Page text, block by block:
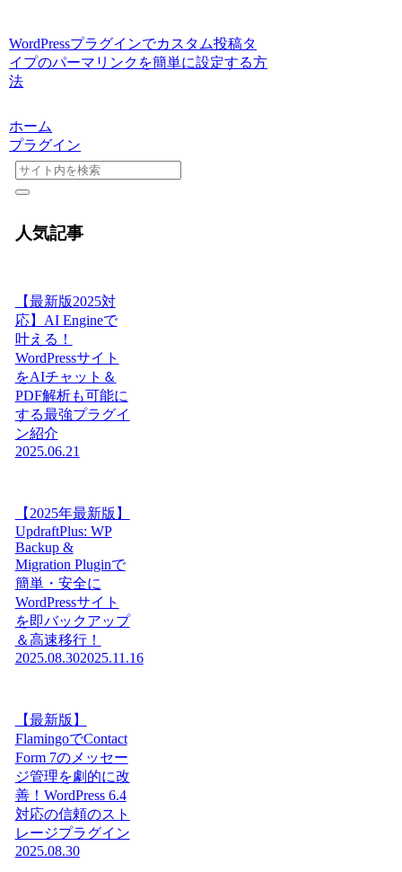
WordPressプラグインでカスタム投稿タ
イプのパーマリンクを簡単に設定する方
法
ホーム
プラグイン
人気記事
【最新版2025対
応】AI Engineで
叶える！
WordPressサイト
をAIチャット＆
PDF解析も可能に
する最強プラグイ
ン紹介
2025.06.21
【2025年最新版】
UpdraftPlus: WP
Backup &
Migration Pluginで
簡単・安全に
WordPressサイト
を即バックアップ
＆高速移行！
2025.08.302025.11.16
【最新版】
FlamingoでContact
Form 7のメッセー
ジ管理を劇的に改
善！WordPress 6.4
対応の信頼のスト
レージプラグイン
2025.08.30